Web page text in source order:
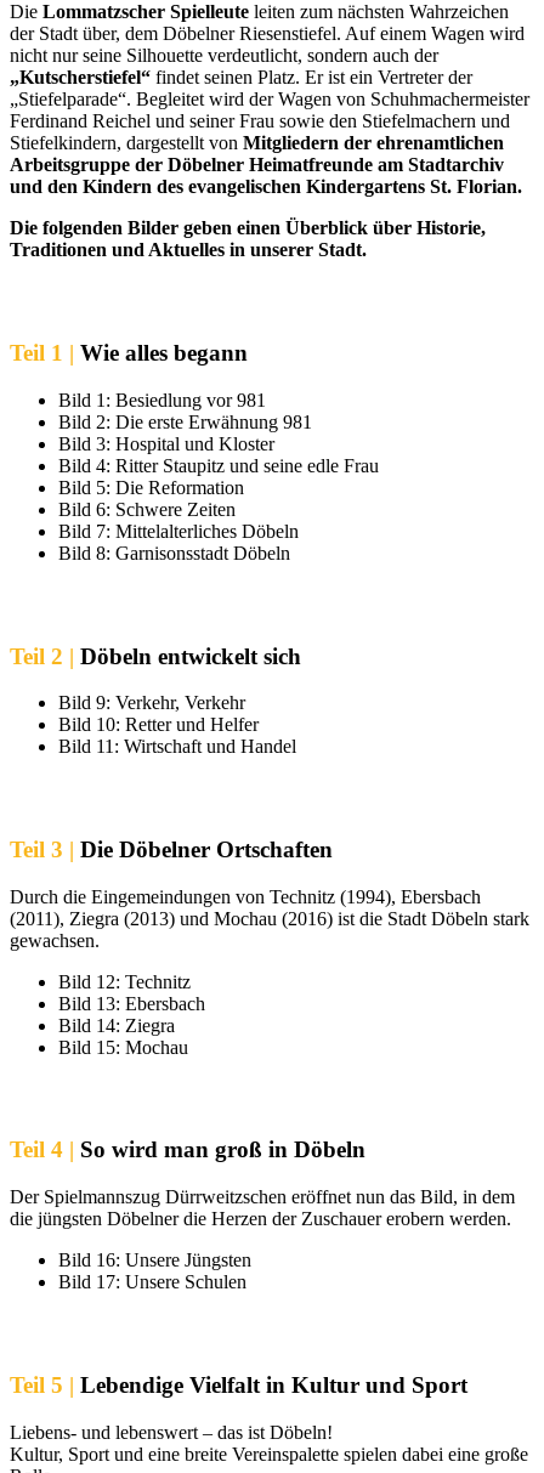
Die Lommatzscher Spielleute leiten zum nächsten Wahrzeichen
der Stadt über, dem Döbelner Riesenstiefel. Auf einem Wagen wird
nicht nur seine Silhouette verdeutlicht, sondern auch der
„Kutscherstiefel“ findet seinen Platz. Er ist ein Vertreter der
„Stiefelparade“. Begleitet wird der Wagen von Schuhmachermeister
Ferdinand Reichel und seiner Frau sowie den Stiefelmachern und
Stiefelkindern, dargestellt von Mitgliedern der ehrenamtlichen
Arbeitsgruppe der Döbelner Heimatfreunde am Stadtarchiv
und den Kindern des evangelischen Kindergartens St. Florian.
Die folgenden Bilder geben einen Überblick über Historie,
Traditionen und Aktuelles in unserer Stadt.
Teil 1 | Wie alles begann
Bild 1: Besiedlung vor 981
Bild 2: Die erste Erwähnung 981
Bild 3: Hospital und Kloster
Bild 4: Ritter Staupitz und seine edle Frau
Bild 5: Die Reformation
Bild 6: Schwere Zeiten
Bild 7: Mittelalterliches Döbeln
Bild 8: Garnisonsstadt Döbeln
Teil 2 | Döbeln entwickelt sich
Bild 9: Verkehr, Verkehr
Bild 10: Retter und Helfer
Bild 11: Wirtschaft und Handel
Teil 3 | Die Döbelner Ortschaften
Durch die Eingemeindungen von Technitz (1994), Ebersbach
(2011), Ziegra (2013) und Mochau (2016) ist die Stadt Döbeln stark
gewachsen.
Bild 12: Technitz
Bild 13: Ebersbach
Bild 14: Ziegra
Bild 15: Mochau
Teil 4 | So wird man groß in Döbeln
Der Spielmannszug Dürrweitzschen eröffnet nun das Bild, in dem
die jüngsten Döbelner die Herzen der Zuschauer erobern werden.
Bild 16: Unsere Jüngsten
Bild 17: Unsere Schulen
Teil 5 | Lebendige Vielfalt in Kultur und Sport
Liebens- und lebenswert – das ist Döbeln!
Kultur, Sport und eine breite Vereinspalette spielen dabei eine große